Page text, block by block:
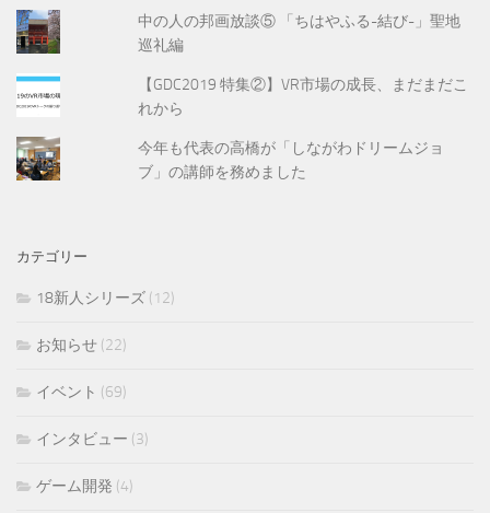
中の人の邦画放談⑤ 「ちはやふる-結び-」聖地
巡礼編
【GDC2019 特集②】VR市場の成長、まだまだこ
れから
今年も代表の高橋が「しながわドリームジョ
ブ」の講師を務めました
カテゴリー
18新人シリーズ (12)
お知らせ (22)
イベント (69)
インタビュー (3)
ゲーム開発 (4)